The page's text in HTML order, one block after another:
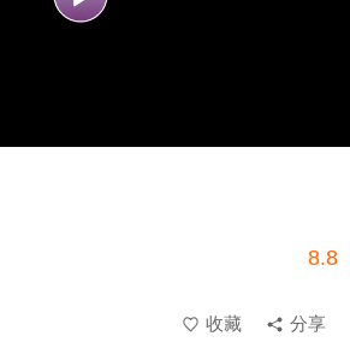
8.8
收藏
分享